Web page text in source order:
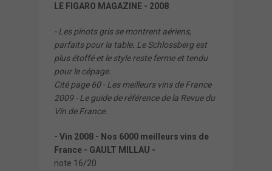
LE FIGARO MAGAZINE - 2008
- Les pinots gris se montrent aériens,
parfaits pour la table. Le Schlossberg est
plus étoffé et le style reste ferme et tendu
pour le cépage.
Cité page 60 - Les meilleurs vins de France
2009 - Le guide de référence de la Revue du
Vin de France.
- Vin 2008 - Nos 6000 meilleurs vins de
France - GAULT MILLAU -
note 16/20